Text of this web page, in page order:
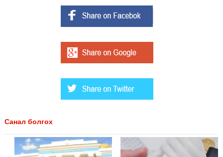
Санал болгох